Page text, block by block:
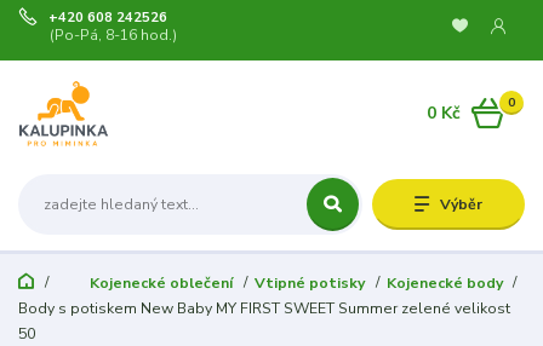
Výběr
+420 608 242526
(Po-Pá, 8-16 hod.)
0
0 Kč
Kojenecké oblečení Vtipné potisky
Kojenecké body
Body s potiskem New Baby MY FIRST SWEET Summer zelené velikost
50